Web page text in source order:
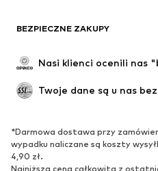
BEZPIECZNE ZAKUPY
Nasi klienci ocenili nas
Twoje dane są u nas
*Darmowa dostawa przy
wypadku naliczane są koszty
4,90 zł.
Najniższa cena całkowita z